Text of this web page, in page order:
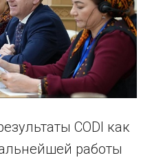
CODI как
работы